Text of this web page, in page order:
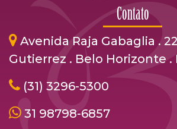
Contato
Avenida Raja Gabaglia .
Gutierrez . Belo Horizonte .
(31) 3296-5300
31 98798-6857